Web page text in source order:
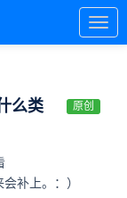
么类
原创
补上。：）